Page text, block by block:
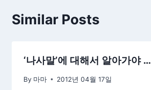
Similar Posts
‘나사말’에 대해서 알아가야 …
By 마마 2012년 04월 17일